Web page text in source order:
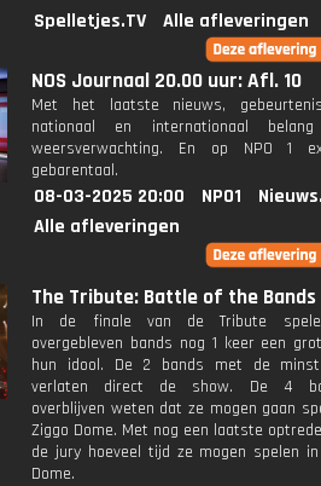
Spelletjes.TV
Alle afleveringen
NOS Journaal 20.00 uur: Afl. 10
Met het laatste nieuws,
nationaal en internationaal
weersverwachting. En op NPO 1
gebarentaal.
08-03-2025 20:00 NPO1
Alle afleveringen
The Tribute: Battle of the Bands
In de finale van de Tribute
overgebleven bands nog 1 keer een
hun idool. De 2 bands met de
verlaten direct de show. De 4
overblijven weten dat ze mogen gaan
Ziggo Dome. Met nog een laatste
de jury hoeveel tijd ze mogen spelen
Dome.